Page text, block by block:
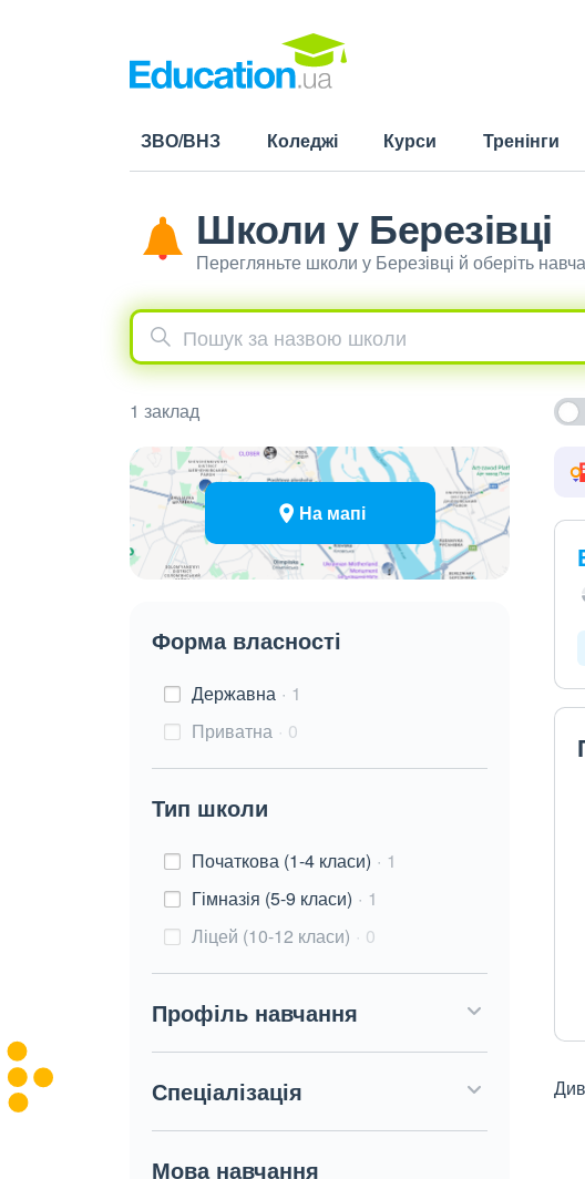
ЗВО/ВНЗ Коледжі Курси Тренінги
Школи у Березівці
Перегляньте школи у Березівці й оберіть
1 заклад
На мапі
Форма власності
Державна
1
Приватна
0
Тип школи
Початкова (1-4 класи)
1
Гімназія (5-9 класи)
1
Ліцей (10-12 класи)
0
Профіль навчання
Спеціалізація
Мова навчання